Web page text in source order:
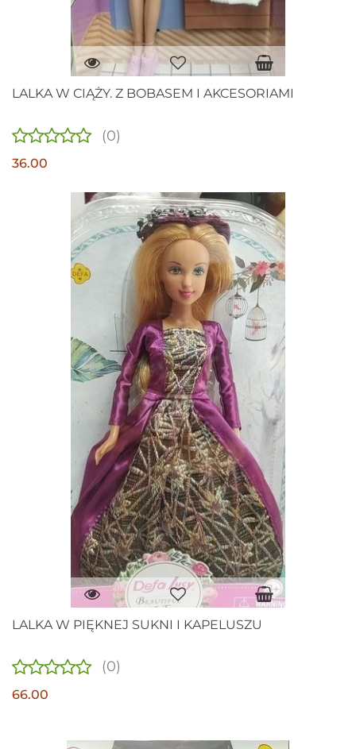
LALKA W CIĄŻY. Z BOBASEM I AKCESORIAMI
(0)
36.00
LALKA W PIĘKNEJ SUKNI I KAPELUSZU
(0)
66.00